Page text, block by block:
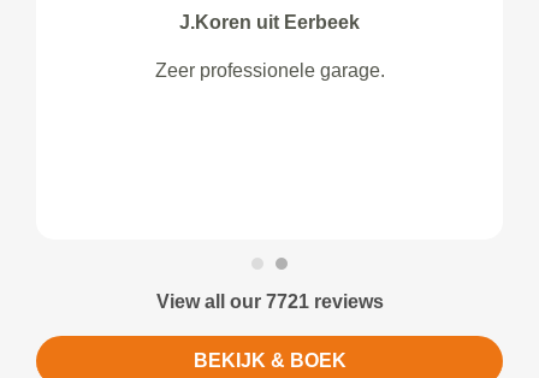
J.Koren uit Eerbeek
Zeer professionele garage.
View all our 7721 reviews
BEKIJK & BOEK